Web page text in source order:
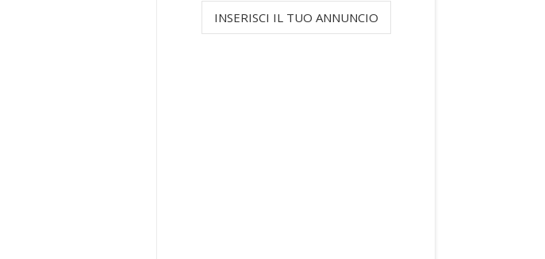
INSERISCI IL TUO ANNUNCIO